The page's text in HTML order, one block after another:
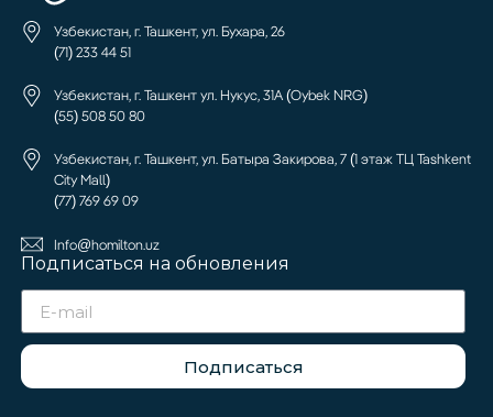
Узбекистан, г. Ташкент, ул. Бухара, 26
(71) 233 44 51
Узбекистан, г. Ташкент ул. Нукус, 31А (Oybek NRG)
(55) 508 50 80
Узбекистан, г. Ташкент, ул. Батыра Закирова, 7 (1 этаж ТЦ Tashkent
City Mall)
(77) 769 69 09
Info@homilton.uz
Подписаться на обновления
Подписаться